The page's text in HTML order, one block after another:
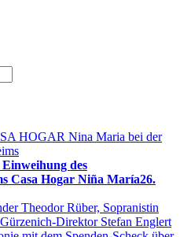
des
Casa Hogar Niña María26.